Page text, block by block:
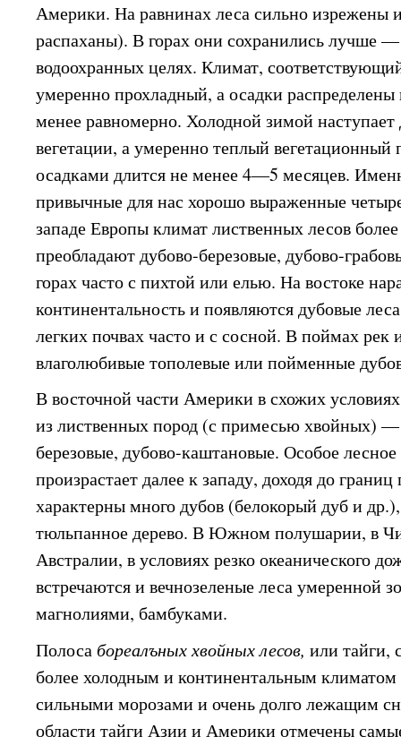
Америки. На равнинах леса сильно изрежены
распаханы). В горах они сохранились лучше —
водоохранных целях. Климат,
умеренно прохладный, а осадки распределены
менее равномерно. Холодной зимой
вегетации, а умеренно теплый
осадками длится не менее 4—5 месяцев.
привычные для нас хорошо выраженные
западе Европы климат лиственных лесов
преобладают дубово-березовые, дубово-
горах часто с пихтой или елью. На востоке
континентальность и появляются дубовые
легких почвах часто и с сосной. В поймах рек
влаголюбивые тополевые или пойменные
В восточной части Америки в схожих
из лиственных пород (с примесью хвойных) —
березовые, дубово-каштановые. Особое
произрастает далее к западу, доходя до
характерны много дубов (белокорый дуб и
тюльпанное дерево. В Южном полушарии, в
Австралии, в условиях резко океанического
встречаются и вечнозеленые леса умеренной
магнолиями, бамбуками.
Полосабореалъных хвойных лесов,или тайги,
более холодным и континентальным
сильными морозами и очень долго лежащим
области тайги Азии и Америки отмечены